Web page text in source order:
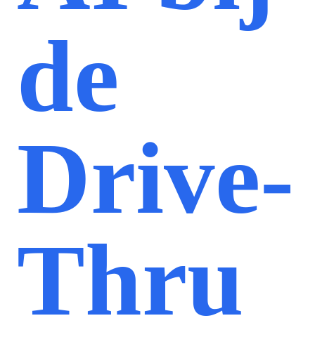
de
Drive-
Thru